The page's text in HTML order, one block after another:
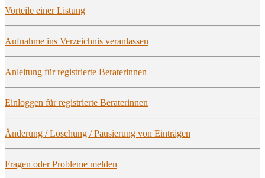
Vor­tei­le einer Listung
Auf­nah­me ins Ver­zeich­nis veranlassen
Anlei­tung für regis­trier­te Beraterinnen
Ein­log­gen für regis­trier­te Beraterinnen
Ände­rung / Löschung / Pau­sie­rung von Einträgen
Fra­gen oder Pro­ble­me melden